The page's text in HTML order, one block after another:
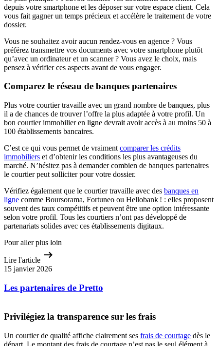
depuis votre smartphone et les déposer sur votre espace client. Cela
vous fait gagner un temps précieux et accélère le traitement de votre
dossier.
Vous ne souhaitez avoir aucun rendez-vous en agence ? Vous
préférez transmettre vos documents avec votre smartphone plutôt
qu’avec un ordinateur et un scanner ? Vous avez le choix, mais
pensez à vérifier ces aspects avant de vous engager.
Comparez le réseau de banques partenaires
Plus votre courtier travaille avec un grand nombre de banques, plus
il a de chances de trouver l’offre la plus adaptée à votre profil. Un
bon courtier immobilier en ligne devrait avoir accès à au moins 50 à
100 établissements bancaires.
C’est ce qui vous permet de vraiment comparer les crédits
immobiliers et d’obtenir les conditions les plus avantageuses du
marché. N’hésitez pas à demander combien de banques partenaires
le courtier peut solliciter pour votre dossier.
Vérifiez également que le courtier travaille avec des banques en
ligne comme Boursorama, Fortuneo ou Hellobank ! : elles proposent
souvent des taux compétitifs et peuvent être une option intéressante
selon votre profil. Tous les courtiers n’ont pas développé de
partenariats solides avec ces établissements digitaux.
Pour aller plus loin
Lire l'article
15 janvier 2026
Les partenaires de Pretto
Privilégiez la transparence sur les frais
Un courtier de qualité affiche clairement ses frais de courtage dès le
départ. Le montant des frais de courtage n’est pas le seul élément à